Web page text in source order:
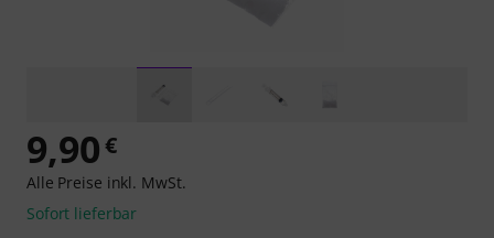
9,90€
Alle Preise inkl. MwSt.
Sofort lieferbar